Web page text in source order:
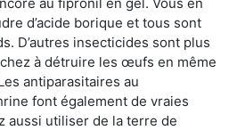
d’acide borique et tous sont
D’autres insecticides sont plus
à détruire les œufs en même
antiparasitaires au
font également de vraies
aussi utiliser de la terre de